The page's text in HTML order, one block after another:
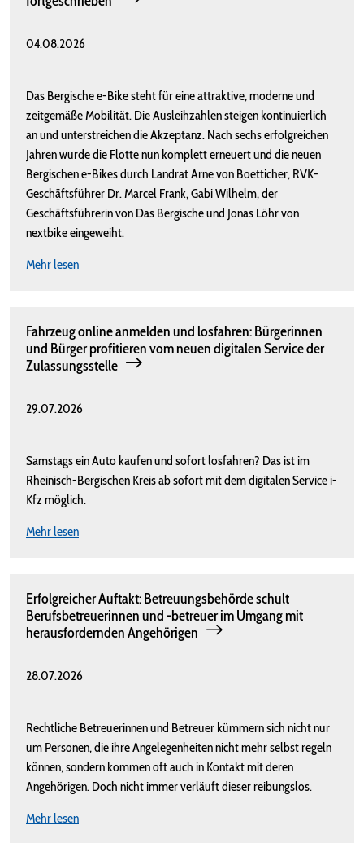
04.08.2026
Das Bergische e-Bike steht für eine attraktive, moderne und
zeitgemäße Mobilität. Die Ausleihzahlen steigen kontinuierlich
an und unterstreichen die Akzeptanz. Nach sechs erfolgreichen
Jahren wurde die Flotte nun komplett erneuert und die neuen
Bergischen e-Bikes durch Landrat Arne von Boetticher, RVK-
Geschäftsführer Dr. Marcel Frank, Gabi Wilhelm, der
Geschäftsführerin von Das Bergische und Jonas Löhr von
nextbike eingeweiht.
Mehr lesen
Fahrzeug online anmelden und losfahren: Bürgerinnen
und Bürger profitieren vom neuen digitalen Service der
Zulassungsstelle
29.07.2026
Samstags ein Auto kaufen und sofort losfahren? Das ist im
Rheinisch-Bergischen Kreis ab sofort mit dem digitalen Service i-
Kfz möglich.
Mehr lesen
Erfolgreicher Auftakt: Betreuungsbehörde schult
Berufsbetreuerinnen und -betreuer im Umgang mit
herausfordernden Angehörigen
28.07.2026
Rechtliche Betreuerinnen und Betreuer kümmern sich nicht nur
um Personen, die ihre Angelegenheiten nicht mehr selbst regeln
können, sondern kommen oft auch in Kontakt mit deren
Angehörigen. Doch nicht immer verläuft dieser reibungslos.
Mehr lesen